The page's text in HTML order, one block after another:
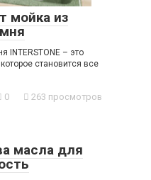
мойка из
INTERSTONE – это
становится все
0 263 просмотров
масла для